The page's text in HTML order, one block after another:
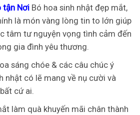
tận Nơi Bó hoa sinh nhật đẹp mắt,
là món vàng lòng tin to lớn giúp
tâm tư nguyện vọng tình cảm đến
gia đình yêu thương.
sáng chóe & các câu chúc ý
nhật có lẽ mang về nụ cười và
cứ ai.
làm quà khuyến mãi chân thành